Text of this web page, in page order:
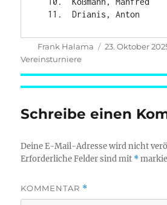
Autor
Frank Halama
Veröffentlicht
23. Oktober
Vereinsturniere
Schreibe einen
Deine E-Mail-Adresse wird nicht
Erforderliche Felder sind mit *
KOMMENTAR *